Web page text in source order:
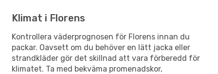
Klimat i Florens
Kontrollera väderprognosen för Florens innan du
packar. Oavsett om du behöver en lätt jacka eller
strandkläder gör det skillnad att vara förberedd för
klimatet. Ta med bekväma promenadskor,